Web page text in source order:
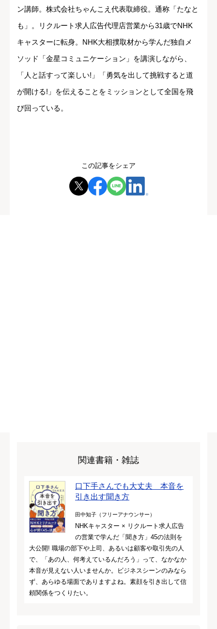
ン講師。株式会社ちゃんこえ代表取締役。通称「たなと
も」。リクルート求人広告代理店営業から31歳でNHK
キャスターに転身。NHK大相撲取材から学んだ独自メ
ソッド「金星コミュニケーション」を講演しながら、
「人と話すって楽しい!」「勇気を出して挑戦すると道
が開ける!」を伝えることをミッションとして全国を飛
び回っている。
この記事をシェア
関連書籍・雑誌
口下手さんでも大丈夫 本音を
引き出す聞き方
田中知子（フリーアナウンサー）
NHKキャスター × リクルート求人広告
の営業で学んだ「聞き方」45の法則を
大公開! 職場の部下や上司、あるいは顧客や取引先の人
で、「あの人、何考えているんだろう」って、なかなか
本音が見えない人いませんか。ビジネスシーンのみなら
ず、あらゆる場面でありますよね。素顔を引き出して信
頼関係をつくりたい。